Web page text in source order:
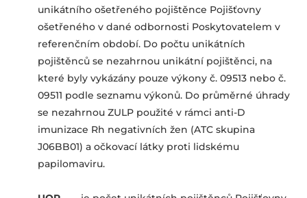
unikátního ošetřeného pojištěnce Pojišťovny
ošetřeného v dané odbornosti Poskytovatelem v
referenčním období. Do počtu unikátních
pojištěnců se nezahrnou unikátní pojištěnci, na
které byly vykázány pouze výkony č. 09513 nebo č.
09511 podle seznamu výkonů. Do průměrné úhrady
se nezahrnou ZULP použité v rámci anti-D
imunizace Rh negativních žen (ATC skupina
J06BB01) a očkovací látky proti lidskému
papilomaviru.